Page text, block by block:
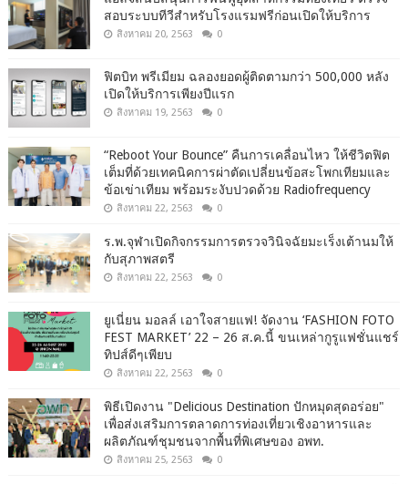
สอบระบบทีวีสำหรับโรงแรมฟรีก่อนเปิดให้บริการ
สิงหาคม 20, 2563 0
ฟิตบิท พรีเมียม ฉลองยอดผู้ติดตามกว่า 500,000 หลัง
เปิดให้บริการเพียงปีแรก
สิงหาคม 19, 2563 0
“Reboot Your Bounce” คืนการเคลื่อนไหว ให้ชีวิตฟิต
เต็มที่ด้วยเทคนิคการผ่าตัดเปลี่ยนข้อสะโพกเทียมและ
ข้อเข่าเทียม พร้อมระงับปวดด้วย Radiofrequency
สิงหาคม 22, 2563 0
ร.พ.จุฬาเปิดกิจกรรมการตรวจวินิจฉัยมะเร็งเต้านมให้
กับสุภาพสตรี
สิงหาคม 22, 2563 0
ยูเนี่ยน มอลล์ เอาใจสายแฟ! จัดงาน ‘FASHION FOTO
FEST MARKET’ 22 – 26 ส.ค.นี้ ขนเหล่ากูรูแฟชั่นแชร์
ทิปส์ดีๆเพียบ
สิงหาคม 22, 2563 0
พิธีเปิดงาน "Delicious Destination ปักหมุดสุดอร่อย"
เพื่อส่งเสริมการตลาดการท่องเที่ยวเชิงอาหารและ
ผลิตภัณฑ์ชุมชนจากพื้นที่พิเศษของ อพท.
สิงหาคม 25, 2563 0